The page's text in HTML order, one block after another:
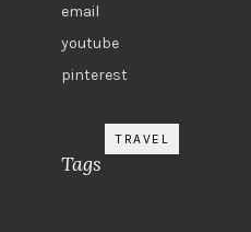
email
youtube
pinterest
Tags
TRAVEL